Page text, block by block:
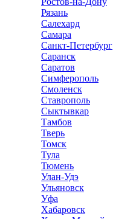
Рязань
Салехард
Самара
Санкт-Петербург
Саранск
Саратов
Симферополь
Смоленск
Ставрополь
Сыктывкар
Тамбов
Тверь
Томск
Тула
Тюмень
Улан-Удэ
Ульяновск
Уфа
Хабаровск